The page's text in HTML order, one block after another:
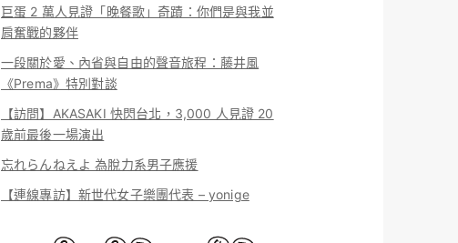
巨蛋 2 萬人見證「晚餐歌」奇蹟：你們是與我並
肩奮戰的夥伴
一段關於愛、內省與自由的聲音旅程：藤井風
《Prema》特別對談
【訪問】AKASAKI 快閃台北，3,000 人見證 20
歲前最後一場演出
忘れらんねえよ 為脫力系男子應援
【連線專訪】新世代女子樂團代表 – yonige